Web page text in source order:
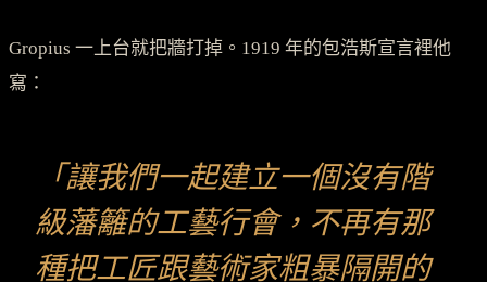
Gropius 一上台就把牆打掉。1919 年的包浩斯宣言裡他
寫：
「讓我們一起建立一個沒有階
級藩籬的工藝行會，不再有那
種把工匠跟藝術家粗暴隔開的